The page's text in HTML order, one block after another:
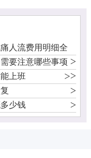
人流费用明细全
>
要注意哪些事项
>
上班 >
>
少钱 >